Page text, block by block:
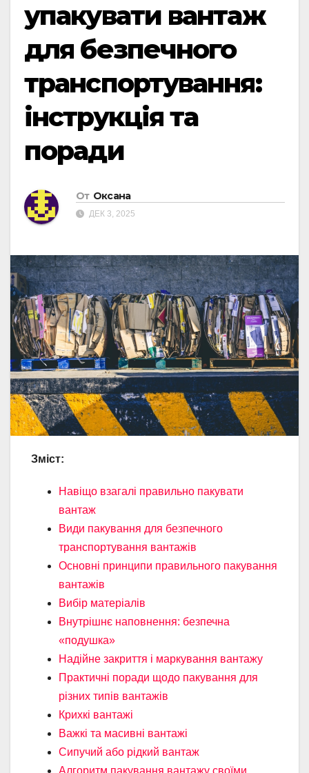
упакувати вантаж
для безпечного
транспортування:
інструкція та
поради
От Оксана
ДЕК 3, 2025
Зміст:
Навіщо взагалі правильно пакувати
вантаж
Види пакування для безпечного
транспортування вантажів
Основні принципи правильного пакування
вантажів
Вибір матеріалів
Внутрішнє наповнення: безпечна
«подушка»
Надійне закриття і маркування вантажу
Практичні поради щодо пакування для
різних типів вантажів
Крихкі вантажі
Важкі та масивні вантажі
Сипучий або рідкий вантаж
Алгоритм пакування вантажу своїми